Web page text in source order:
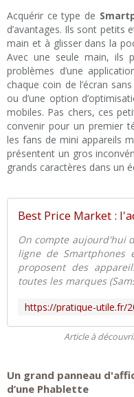
Acquérir ce type de
d’avantages. Ils sont petits
main et à glisser dans la
Avec une seule main, ils
problèmes d’une
chaque coin de l’écran
ou d’une option
mobiles. Pas chers, ces
convenir pour un premier
les fans de mini appareils
présentent un gros
grands caractères dans un
On compte aujourd'hui
ligne de Smartphones
proposent des
toutes les marques
Article à
Un grand panneau
d’une Phablette